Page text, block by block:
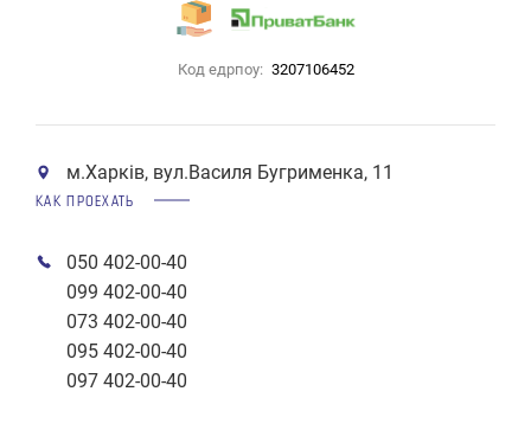
Код едрпоу: 3207106452
м.Харків, вул.Василя Бугрименка, 11
КАК ПРОЕХАТЬ
050 402-00-40
099 402-00-40
073 402-00-40
095 402-00-40
097 402-00-40